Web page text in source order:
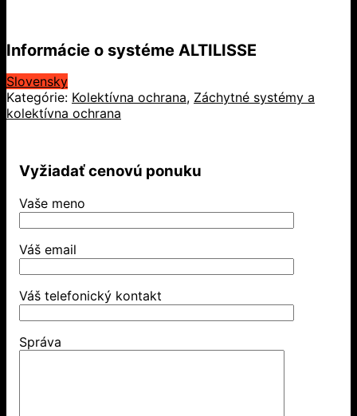
Informácie o systéme ALTILISSE
Slovensky
Kategórie: Kolektívna ochrana, Záchytné systémy a
kolektívna ochrana
Vyžiadať cenovú ponuku
Vaše meno
Váš email
Váš telefonický kontakt
Správa